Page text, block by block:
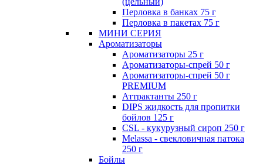
Перловка в банках 75 г
Перловка в пакетах 75 г
МИНИ СЕРИЯ
Ароматизаторы
Ароматизаторы 25 г
Ароматизаторы-спрей 50 г
Ароматизаторы-спрей 50 г
PREMIUM
Аттрактанты 250 г
DIPS жидкость для пропитки
бойлов 125 г
CSL - кукурузный сироп 250 г
Melassa - свекловичная патока
250 г
Бойлы